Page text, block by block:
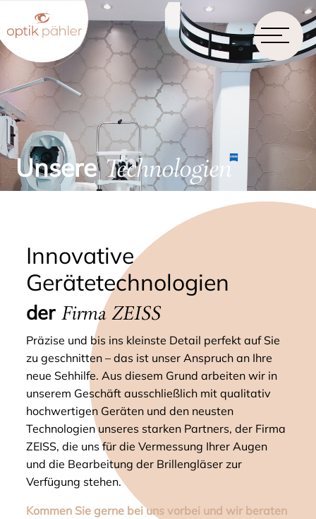
UnsereTechnologien
Innovative
Gerätetechnologien
der Firma ZEISS
Präzise und bis ins kleinste Detail perfekt auf Sie
zu geschnitten – das ist unser Anspruch an Ihre
neue Sehhilfe. Aus diesem Grund arbeiten wir in
unserem Geschäft ausschließlich mit qualitativ
hochwertigen Geräten und den neusten
Technologien unseres starken Partners, der Firma
ZEISS, die uns für die Vermessung Ihrer Augen
und die Bearbeitung der Brillengläser zur
Verfügung stehen.
Kommen Sie gerne bei uns vorbei und wir beraten